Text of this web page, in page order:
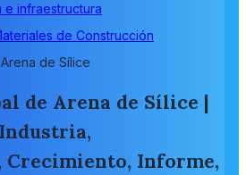
e infraestructura
de Construcción
de Sílice
de Arena de Sílice |
Informe,